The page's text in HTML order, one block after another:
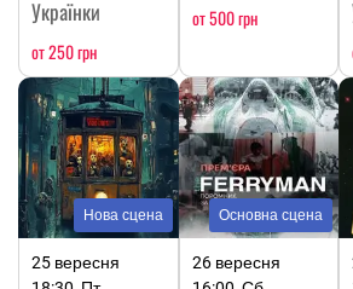
Українки
от 250 грн
от 500 грн
Нова сцена
25 вересня
Основна сцена
26 вересня